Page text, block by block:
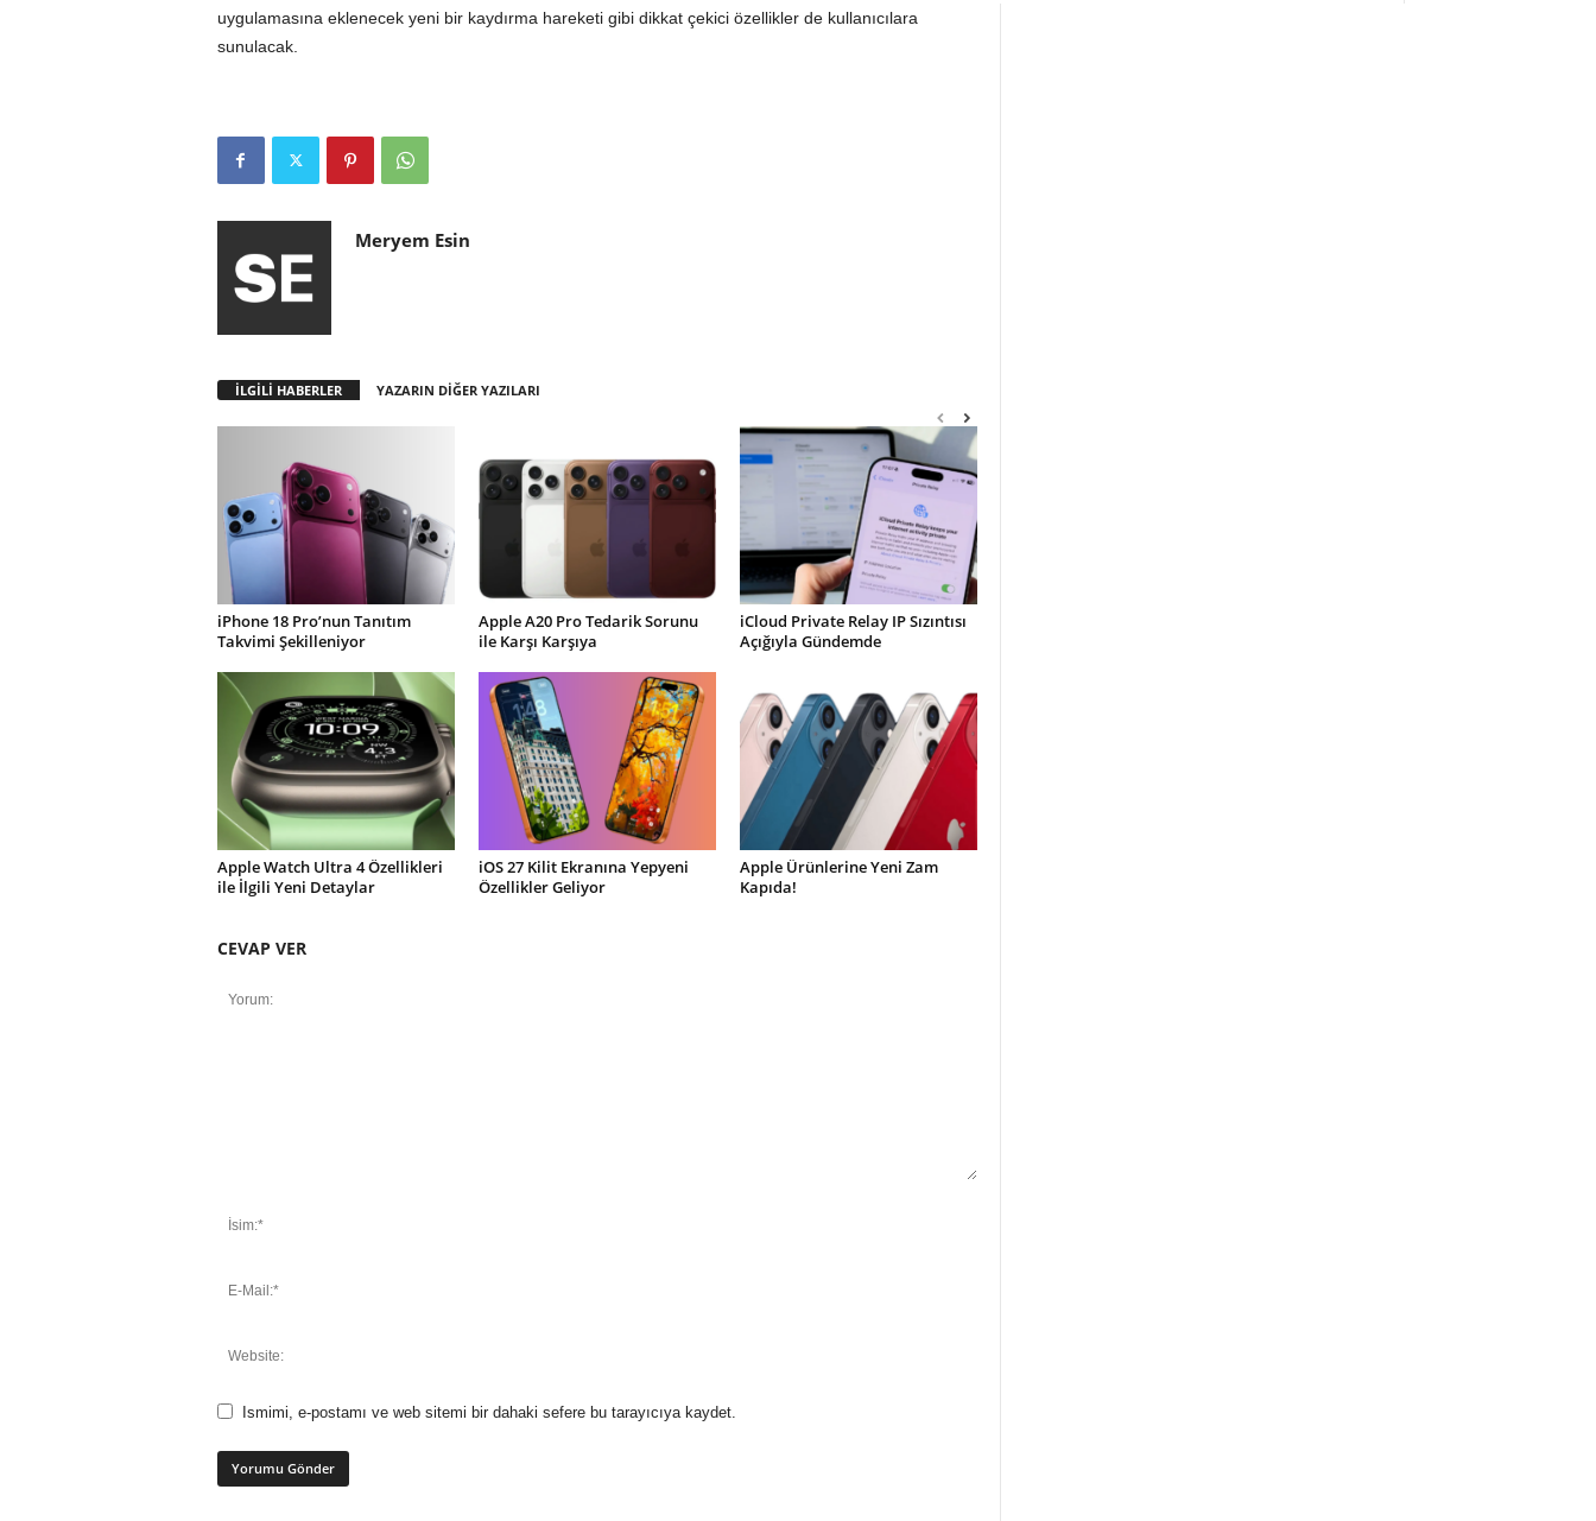
uygulamasına eklenecek yeni bir kaydırma hareketi gibi dikkat çekici özellikler de kullanıcılara
sunulacak.
Meryem Esin
İLGİLİ HABERLER YAZARIN DİĞER YAZILARI
iPhone 18 Pro’nun Tanıtım
Takvimi Şekilleniyor
Apple A20 Pro Tedarik Sorunu
ile Karşı Karşıya
iCloud Private Relay IP Sızıntısı
Açığıyla Gündemde
Apple Watch Ultra 4 Özellikleri
ile İlgili Yeni Detaylar
iOS 27 Kilit Ekranına Yepyeni
Özellikler Geliyor
Apple Ürünlerine Yeni Zam
Kapıda!
CEVAP VER
Ismimi, e-postamı ve web sitemi bir dahaki sefere bu tarayıcıya kaydet.